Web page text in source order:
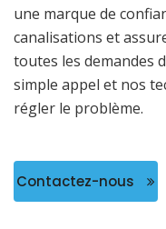
une marque de
canalisations et
toutes les demandes
simple appel et nos
régler le problème.
Contactez-nous